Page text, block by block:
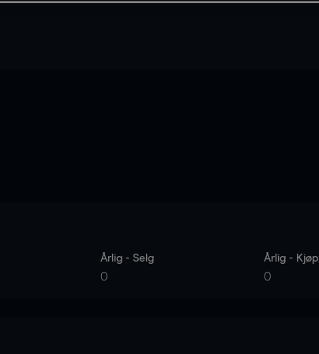
Årlig - Selg
0
Årlig - Kjøp
0